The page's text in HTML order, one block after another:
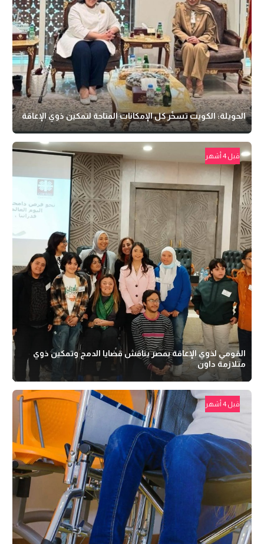
الحويلة: الكويت تسخّر كل الإمكانات المتاحة لتمكين ذوي الإعاقة
قبل 4 أشهر
القومي لذوي الإعاقة بمصر يناقش قضايا الدمج وتمكين ذوي
متلازمة داون
قبل 4 أشهر